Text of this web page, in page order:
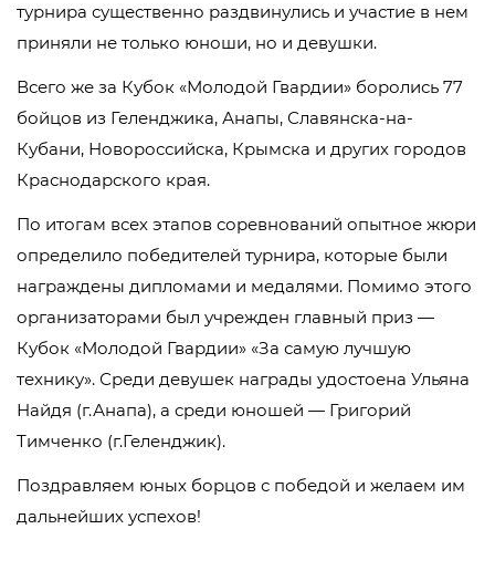
турнира существенно раздвинулись и участие в нем
приняли не только юноши, но и девушки.
Всего же за Кубок «Молодой Гвардии» боролись 77
бойцов из Геленджика, Анапы, Славянска-на-
Кубани, Новороссийска, Крымска и других городов
Краснодарского края.
По итогам всех этапов соревнований опытное жюри
определило победителей турнира, которые были
награждены дипломами и медалями. Помимо этого
организаторами был учрежден главный приз —
Кубок «Молодой Гвардии» «За самую лучшую
технику». Среди девушек награды удостоена Ульяна
Найдя (г.Анапа), а среди юношей — Григорий
Тимченко (г.Геленджик).
Поздравляем юных борцов с победой и желаем им
дальнейших успехов!